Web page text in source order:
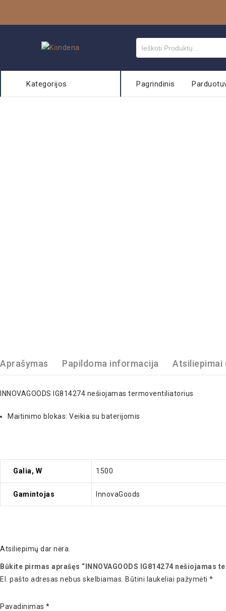
Kategorijos Pagrindinis
Aprašymas Papildoma informacija Atsiliepimai
INNOVAGOODS IG814274 nešiojamas termoventiliatorius
Maitinimo blokas: Veikia su baterijomis
Galia, W 1500
Gamintojas InnovaGoods
Atsiliepimų dar nėra.
Būkite pirmas aprašęs “INNOVAGOODS IG814274 nešiojamas
El. pašto adresas nebus skelbiamas.
Būtini laukeliai pažymėti *
Pavadinimas *